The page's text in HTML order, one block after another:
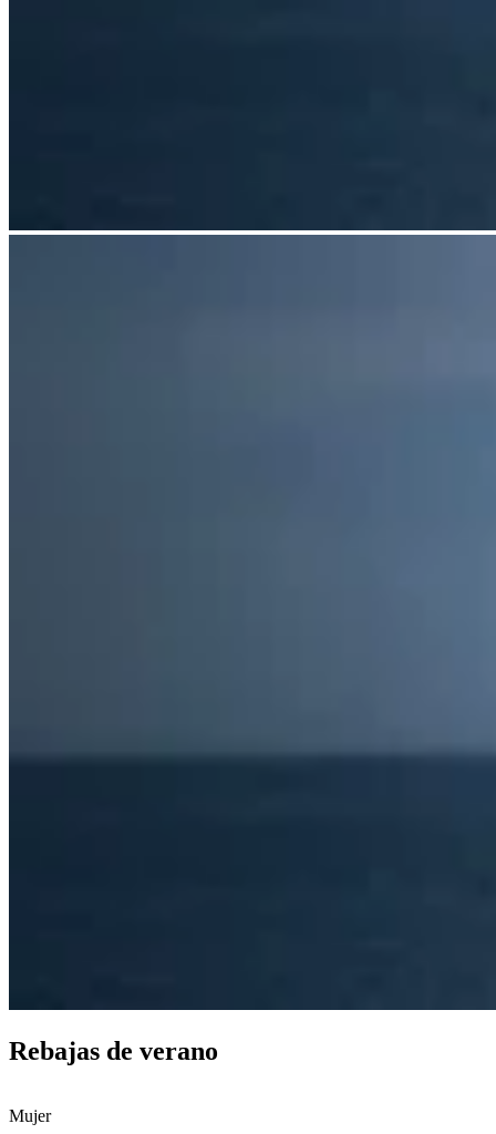
Rebajas de verano
Mujer